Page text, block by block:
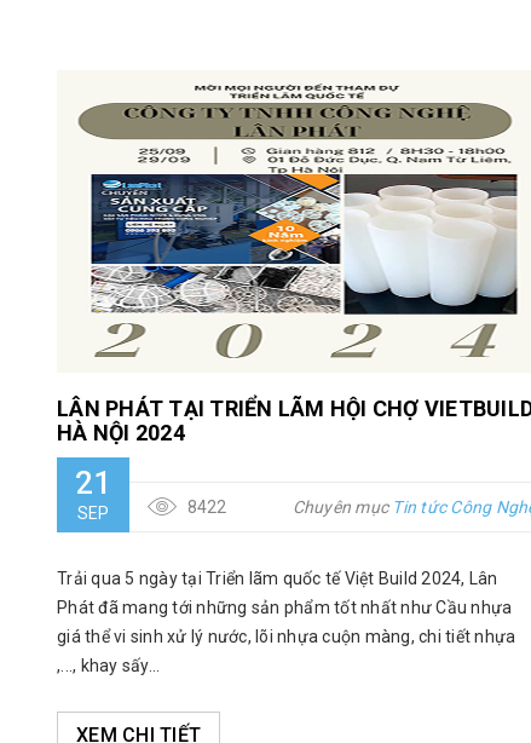
LÂN PHÁT TẠI TRIỂN LÃM HỘI CHỢ
HÀ NỘI 2024
21
SEP 8422 Chuyên mục Tin tức Công
Trải qua 5 ngày tại Triển lãm quốc tế Việt Build 2024, Lân
Phát đã mang tới những sản phẩm tốt nhất như Cầu nhựa
giá thể vi sinh xử lý nước, lõi nhựa cuộn màng, chi tiết nhựa
,..., khay sấy...
XEM CHI TIẾT